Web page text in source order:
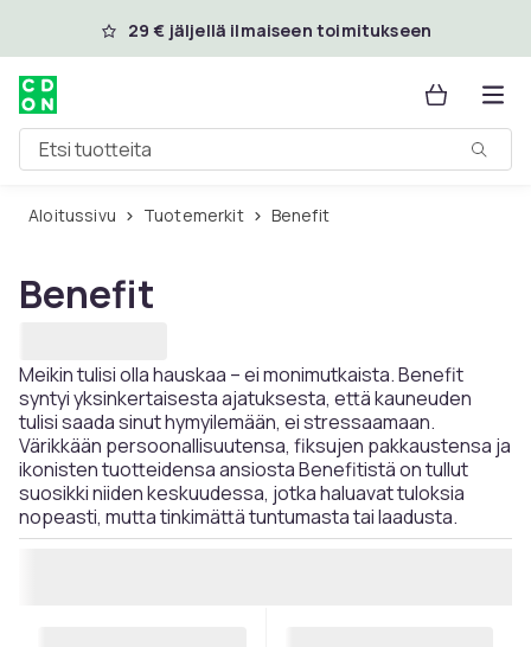
Ohita ja siirry pääsisältöön
29 € jäljellä ilmaiseen toimitukseen
Etsi tuotteita
Aloitussivu Tuotemerkit Benefit
Benefit
Meikin tulisi olla hauskaa – ei monimutkaista. Benefit
syntyi yksinkertaisesta ajatuksesta, että kauneuden
tulisi saada sinut hymyilemään, ei stressaamaan.
Värikkään persoonallisuutensa, fiksujen pakkaustensa ja
ikonisten tuotteidensa ansiosta Benefitistä on tullut
suosikki niiden keskuudessa, jotka haluavat tuloksia
nopeasti, mutta tinkimättä tuntumasta tai laadusta.